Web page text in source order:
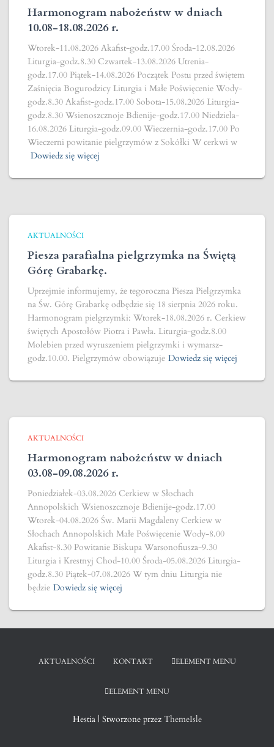
Harmonogram nabożeństw w dniach
10.08-18.08.2026 r.
Wtorek-11.08.2026 Akafist-godz.17.00 Środa-12.08.2026
Liturgia-godz.8.30 Czwartek-13.08.2026 Utrenia-
godz.17.00 Piątek-14.08.2026 Początek Postu przed świętem
Zaśnięcia Bogurodzicy Liturgia i Małe Poświęcenie Wody-
godz.8.30 Akafist-godz.17.00 Sobota-15.08.2026 Liturgia-
godz.8.30 Wsienoszcznoje Bdienije-godz.17.00 Niedziela-
16.08.2026 Liturgia-godz.09.00 Wieczernia-godz.17.00 Po
Wieczerni powitanie pielgrzymów z Sokółki W cerkwi w
Dowiedz się więcej
AKTUALNOŚCI
Piesza parafialna pielgrzymka na Świętą
Górę Grabarkę.
Uprzejmie informujemy, że tegoroczna Piesza Pielgrzymka
na Św. Górę Grabarkę odbędzie się 18 sierpnia 2026 roku.
Harmonogram pielgrzymki: Wtorek-18.08.2026 r. Cerkiew
świętych Apostołów Piotra i Pawła. Liturgia-godz.8.00
Molebien przed wyruszeniem pielgrzymki i wymarsz-
godz.10.00. Pielgrzymów obowiązuje Dowiedz się więcej
AKTUALNOŚCI
Harmonogram nabożeństw w dniach
03.08-09.08.2026 r.
Poniedziałek-03.08.2026 Cerkiew w Słochach
Annopolskich Wsienoszcznoje Bdienije-godz.17.00
Wtorek-04.08.2026 Św. Marii Magdaleny Cerkiew w
Słochach Annopolskich Małe Poświęcenie Wody-8.00
Akafist-8.30 Powitanie Biskupa Warsonofiusza-9.30
Liturgia i Krestnyj Chod-10.00 Środa-05.08.2026 Liturgia-
godz.8.30 Piątek-07.08.2026 W tym dniu Liturgia nie
będzie Dowiedz się więcej
AKTUALNOŚCI KONTAKT ELEMENT MENU
ELEMENT MENU
Hestia | Stworzone przez ThemeIsle